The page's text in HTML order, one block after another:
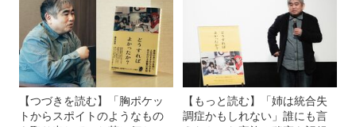
【つづきを読む】「胸ポケッ
トからスポイトのようなもの
【もっと読む】「姉は統合失
調症かもしれない」誰にも言